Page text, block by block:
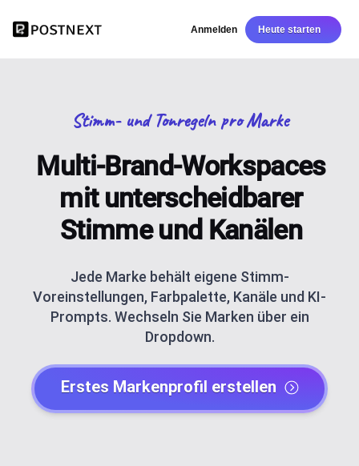
Anmelden Heute starten
Stimm- und Tonregeln pro Marke
Multi-Brand-Workspaces
mit unterscheidbarer
Stimme und Kanälen
Jede Marke behält eigene Stimm-
Voreinstellungen, Farbpalette, Kanäle und KI-
Prompts. Wechseln Sie Marken über ein
Dropdown.
Erstes Markenprofil erstellen